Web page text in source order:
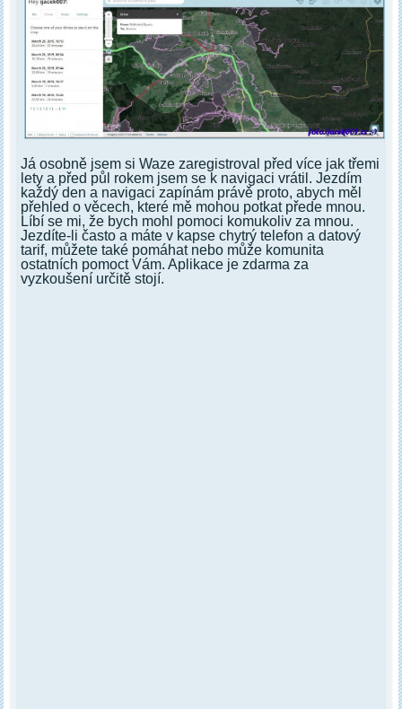
Já osobně jsem si Waze zaregistroval před více jak třemi
lety a před půl rokem jsem se k navigaci vrátil. Jezdím
každý den a navigaci zapínám právě proto, abych měl
přehled o věcech, které mě mohou potkat přede mnou.
Líbí se mi, že bych mohl pomoci komukoliv za mnou.
Jezdíte-li často a máte v kapse chytrý telefon a datový
tarif, můžete také pomáhat nebo může komunita
ostatních pomoct Vám. Aplikace je zdarma za
vyzkoušení určitě stojí.